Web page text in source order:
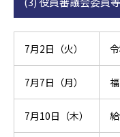
7月2日（火）
7月7日（月）
7月10日（木）